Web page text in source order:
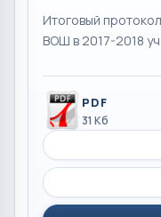
Итоговый
ВОШ в 2017-2018
PDF
31 Кб